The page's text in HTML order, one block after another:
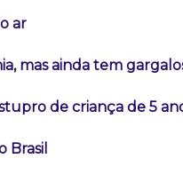
ar
mas ainda tem
de criança de 5
Brasil